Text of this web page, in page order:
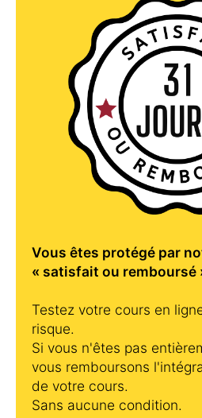
Vous êtes protégé par
« satisfait ou remboursé
Testez votre cours en
risque.
Si vous n'êtes pas
vous remboursons
de votre cours.
Sans aucune condition.